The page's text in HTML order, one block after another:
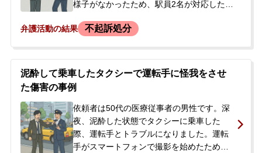
様子がなかったため、駅員2名が対応したと
るなどの暴行を加え、怪我を負わせてしま
た。翌朝、祖母が身元引受人となり帰宅し
ましたが、後日、警察から事情聴取の呼び
出しを受け、傷害事件として捜査されるこ
とになりました。依頼者は事件当時の記憶
が全くなく、前科がつくことへの強い不安
を感じており、被害者への謝罪を希望して
当事務所に相談、即日依頼に至りました。
弁護活動の結果 不起訴処分
泥酔して乗車したタクシーで運転手に怪我をさせ
た傷害の事例
依頼者は50代の医療従事者の男性です。深
夜、泥酔した状態でタクシーに乗車した
際、運転手とトラブルになりました。運転
手がスマートフォンで撮影を始めたため、